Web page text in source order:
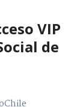
VIP
de